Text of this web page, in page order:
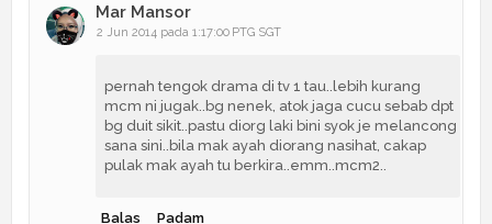
Mar Mansor
2 Jun 2014 pada 1:17:00 PTG SGT
pernah tengok drama di tv 1 tau..lebih kurang
mcm ni jugak..bg nenek, atok jaga cucu sebab dpt
bg duit sikit..pastu diorg laki bini syok je melancong
sana sini..bila mak ayah diorang nasihat, cakap
pulak mak ayah tu berkira..emm..mcm2..
Balas Padam